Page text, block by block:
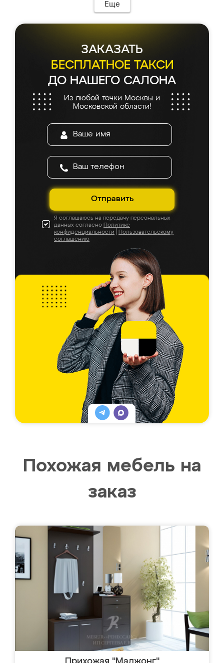
Еще
ЗАКАЗАТЬ
БЕСПЛАТНОЕ ТАКСИ
ДО НАШЕГО САЛОНА
Из любой точки Москвы и
Московской области!
Отправить
Я соглашаюсь на передачу персональных
данных согласно Политике
конфиденциальности
Пользовательскому
соглашению
Похожая мебель на
заказ